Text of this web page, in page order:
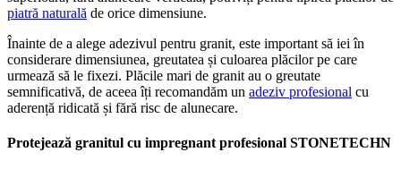
piatră naturală de orice dimensiune.
Înainte de a alege adezivul pentru granit, este important să iei în
considerare dimensiunea, greutatea și culoarea plăcilor pe care
urmează să le fixezi. Plăcile mari de granit au o greutate
semnificativă, de aceea îți recomandăm un adeziv profesional cu
aderență ridicată și fără risc de alunecare.
Protejează granitul cu impregnant profesional STONETECHN